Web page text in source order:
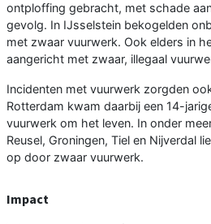
ontploffing gebracht, met schade
gevolg. In IJsselstein bekogelden
met zwaar vuurwerk. Ook elders in
aangericht met zwaar, illegaal
Incidenten met vuurwerk zorgden
Rotterdam kwam daarbij een 14-
vuurwerk om het leven. In onder
Reusel, Groningen, Tiel en Nijverdal
op door zwaar vuurwerk.
Impact